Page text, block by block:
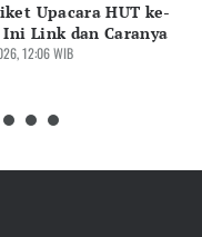
Upacara HUT ke-
Ini Link dan Caranya
12:06 WIB